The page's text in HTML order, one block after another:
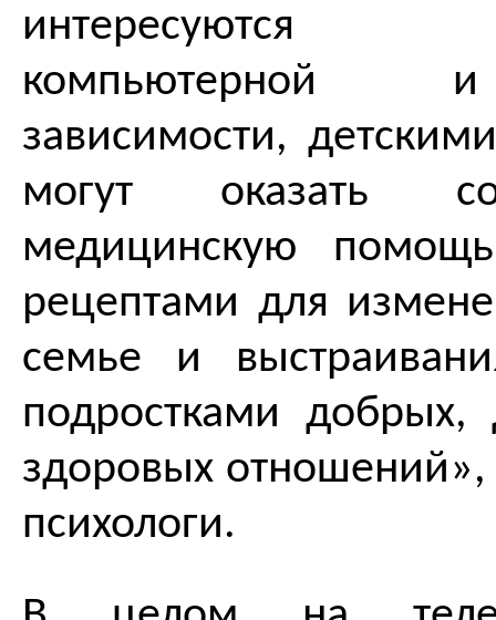
интересуются
компьютерной
зависимости,
могут оказать
медицинскую
рецептами для
семье и
подростками добрых,
здоровых
психологи.